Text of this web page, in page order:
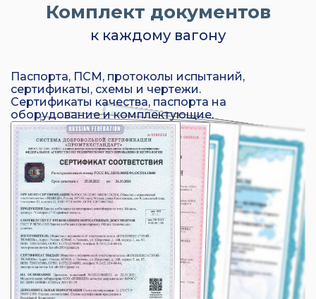
Комплект документов
к каждому вагону
Паспорта, ПСМ, протоколы испытаний,
сертификаты, схемы и чертежи.
Сертификаты качества, паспорта на
оборудование и комплектующие.